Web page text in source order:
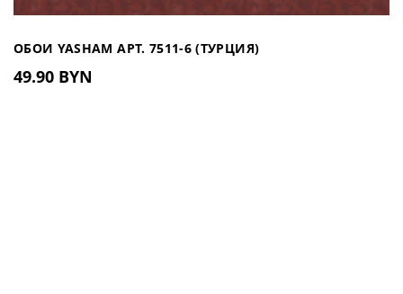
ОБОИ YASHAM АРТ. 7511-6 (ТУРЦИЯ)
49.90 BYN